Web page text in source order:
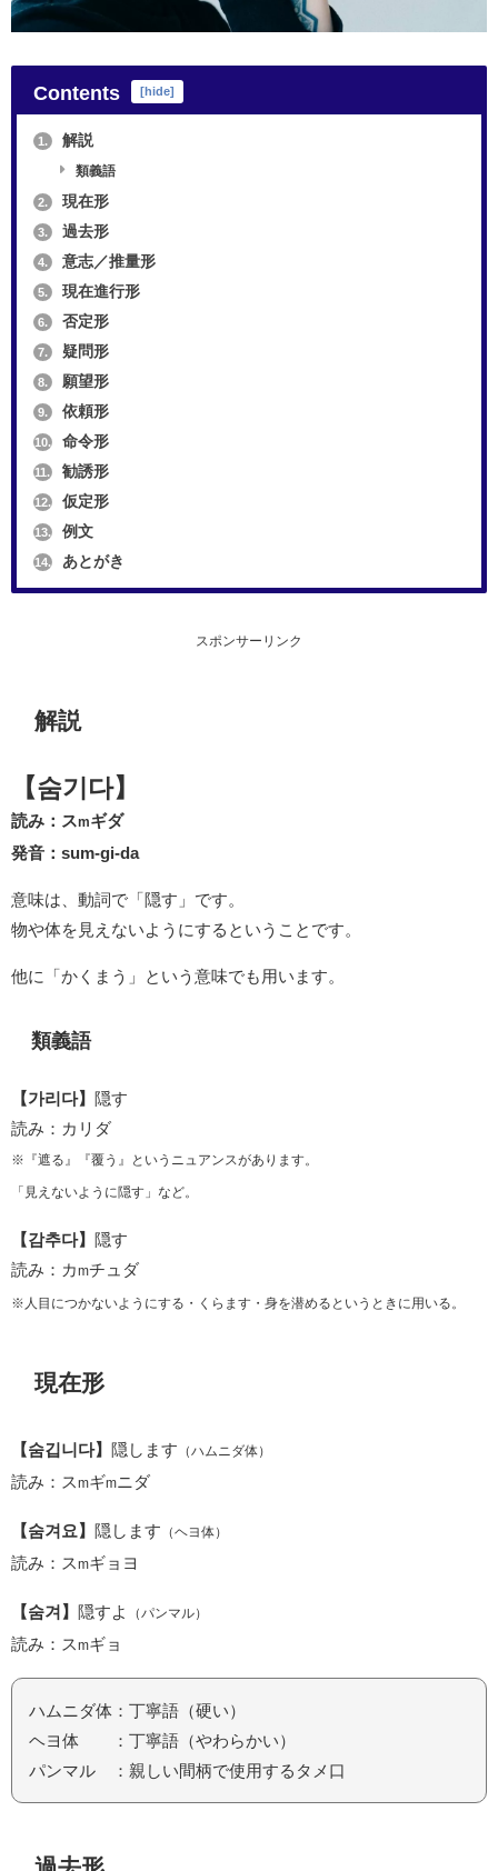
Contents [hide]
1. 解説
類義語
2. 現在形
3. 過去形
4. 意志／推量形
5. 現在進行形
6. 否定形
7. 疑問形
8. 願望形
9. 依頼形
10. 命令形
11. 勧誘形
12. 仮定形
13. 例文
14. あとがき
スポンサーリンク
解説
【숨기다】
読み：スmギダ
発音：sum-gi-da
意味は、動詞で「隠す」です。
物や体を見えないようにするということです。
他に「かくまう」という意味でも用います。
類義語
【가리다】 隠す
読み：カリダ
※『遮る』『覆う』というニュアンスがあります。
「見えないように隠す」など。
【감추다】 隠す
読み：カmチュダ
※人目につかないようにする・くらます・身を潜めるというときに用いる。
現在形
【숨깁니다】 隠します （ハムニダ体）
読み：スmギmニダ
【숨겨요】 隠します （ヘヨ体）
読み：スmギョヨ
【숨겨】 隠すよ （パンマル）
読み：スmギョ
ハムニダ体：丁寧語（硬い）
ヘヨ体 ：丁寧語（やわらかい）
パンマル ：親しい間柄で使用するタメ口